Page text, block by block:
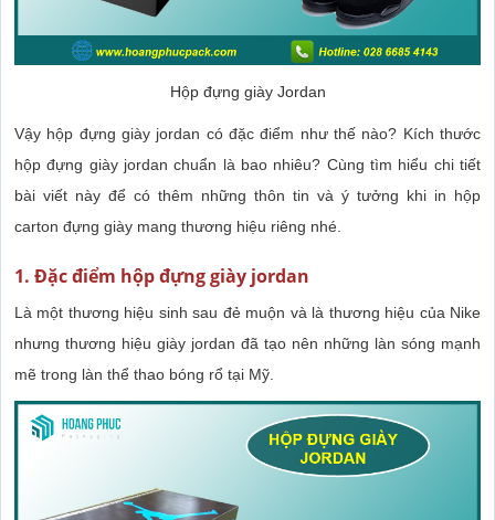
Hộp đựng giày Jordan
Vậy hộp đựng giày jordan có đặc điểm như thế nào? Kích thước
hộp đựng giày jordan chuẩn là bao nhiêu? Cùng tìm hiểu chi tiết
bài viết này để có thêm những thôn tin và ý tưởng khi in hộp
carton đựng giày mang thương hiệu riêng nhé.
1. Đặc điểm hộp đựng giày jordan
Là một thương hiệu sinh sau đẻ muộn và là thương hiệu của Nike
nhưng thương hiệu giày jordan đã tạo nên những làn sóng mạnh
mẽ trong làn thể thao bóng rổ tại Mỹ.